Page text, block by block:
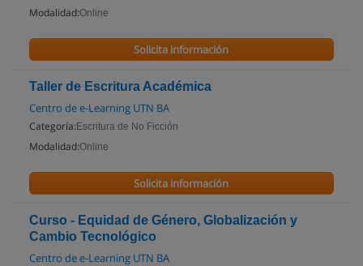
Modalidad:Online
Solicita información
Taller de Escritura Académica
Centro de e-Learning UTN BA
Categoría: Escritura de No Ficción
Modalidad:Online
Solicita información
Curso - Equidad de Género, Globalización y
Cambio Tecnológico
Centro de e-Learning UTN BA